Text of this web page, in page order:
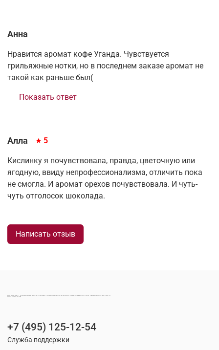
Анна
Нравится аромат кофе Уганда. Чувствуется
грильяжные нотки, но в последнем заказе аромат не
такой как раньше был(
Показать ответ
Алла 5
Кислинку я почувствовала, правда, цветочную или
ягодную, ввиду непрофессионализма, отличить пока
не смогла. И аромат орехов почувствовала. И чуть-
чуть отголосок шоколада.
Написать отзыв
МОНТАНА КОФЕ | ОФИЦИАЛЬНЫЙ ИНТЕРНЕТ-МАГАЗИН ПРОИЗВОДИТЕЛЯ НАТУРАЛЬНОГО СВЕЖЕОБЖАРЕННОГО КОФЕ ПРЕМИАЛЬНОГО КАЧЕСТВА ПО ДОСТУПНЫМ ЦЕНАМ
+7 (495) 125-12-54
Служба поддержки